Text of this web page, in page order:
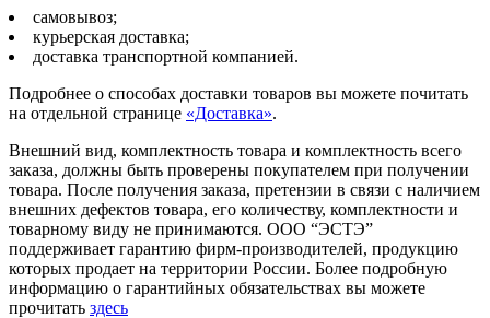
самовывоз;
курьерская доставка;
доставка транспортной компанией.
Подробнее о способах доставки товаров вы можете почитать
на отдельной странице «Доставка».
Внешний вид, комплектность товара и комплектность всего
заказа, должны быть проверены покупателем при получении
товара. После получения заказа, претензии в связи с наличием
внешних дефектов товара, его количеству, комплектности и
товарному виду не принимаются. ООО “ЭСТЭ”
поддерживает гарантию фирм-производителей, продукцию
которых продает на территории России. Более подробную
информацию о гарантийных обязательствах вы можете
прочитать здесь